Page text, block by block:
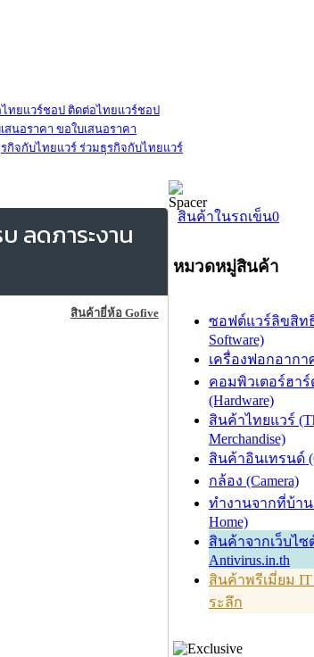
ติดต่อไทยแวร์ชอป
ขอใบเสนอราคา
ร่วมธุรกิจกับไทยแวร์
ลดภาระงาน
สินค้ายี่ห้อ Gofive
สินค้าในรถเข็น0
หมวดหมู่สินค้า
ซอฟต์แวร์ลิขสิทธิ์
Software)
เครื่องฟอกอากา
คอมพิวเตอร์ฮาร์
(Hardware)
สินค้าไทยแวร์
Merchandise)
สินค้าอินเทรนด์
กล้อง (Camera)
ทำงานจากที่บ้าน
Home)
สินค้าจากเว็บไซ
Antivirus.in.th
สินค้าพรีเมี่ยม
ระลึก